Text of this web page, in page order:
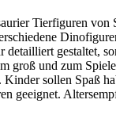
Tierfiguren von
gestaltet,
groß und zum
sollen Spaß
geeignet.